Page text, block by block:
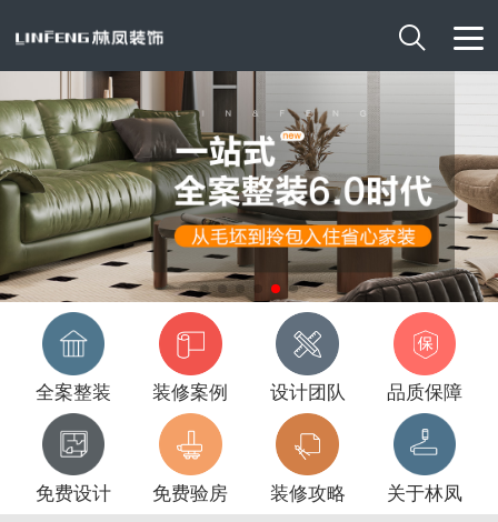

全案整装 装修案例 设计团队 品质保障
免费设计 免费验房 装修攻略 关于林凤